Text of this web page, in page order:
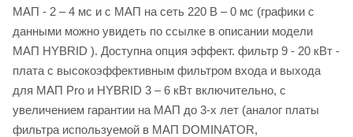
МАП - 2 – 4 мс и с МАП на сеть 220 В – 0 мс (графики с
данными можно увидеть по ссылке в описании модели
МАП HYBRID ). Доступна опция эффект. фильтр 9 - 20 кВт -
плата с высокоэффективным фильтром входа и выхода
для МАП Pro и HYBRID 3 – 6 кВт включительно, с
увеличением гарантии на МАП до 3-х лет (аналог платы
фильтра используемой в МАП DOMINATOR,